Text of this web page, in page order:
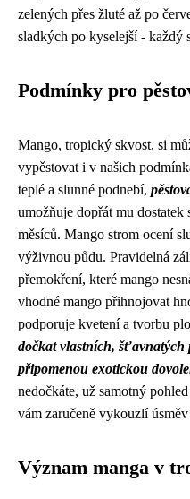
zelených přes žluté až po
sladkých po kyselejší - každý
Podmínky pro
Mango, tropický skvost, si
vypěstovat i v našich
teplé a slunné podnebí,
umožňuje dopřát mu dostatek
měsíců. Mango strom ocení
výživnou půdu. Pravidelná
přemokření, které mango
vhodné mango přihnojovat
podporuje kvetení a tvorbu
dočkat vlastních, šťavnatých
připomenou exotickou
nedočkáte, už samotný
vám zaručeně vykouzlí
Význam manga v